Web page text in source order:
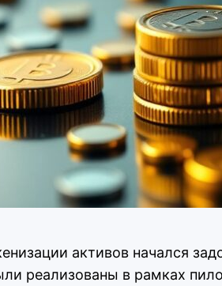
активов начался
реализованы в рамках